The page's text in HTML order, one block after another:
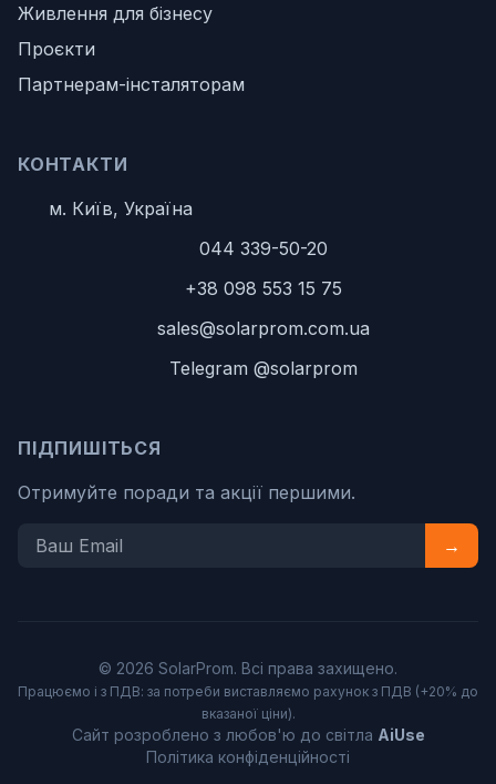
Живлення для бізнесу
Проєкти
Партнерам-інсталяторам
КОНТАКТИ
м. Київ, Україна
044 339-50-20
+38 098 553 15 75
sales@solarprom.com.ua
Telegram @solarprom
ПІДПИШІТЬСЯ
Отримуйте поради та акції першими.
→
© 2026 SolarProm. Всі права захищено.
Працюємо і з ПДВ: за потреби виставляємо рахунок з ПДВ (+20% до
вказаної ціни).
Сайт розроблено з любов'ю до світла AiUse
Політика конфіденційності